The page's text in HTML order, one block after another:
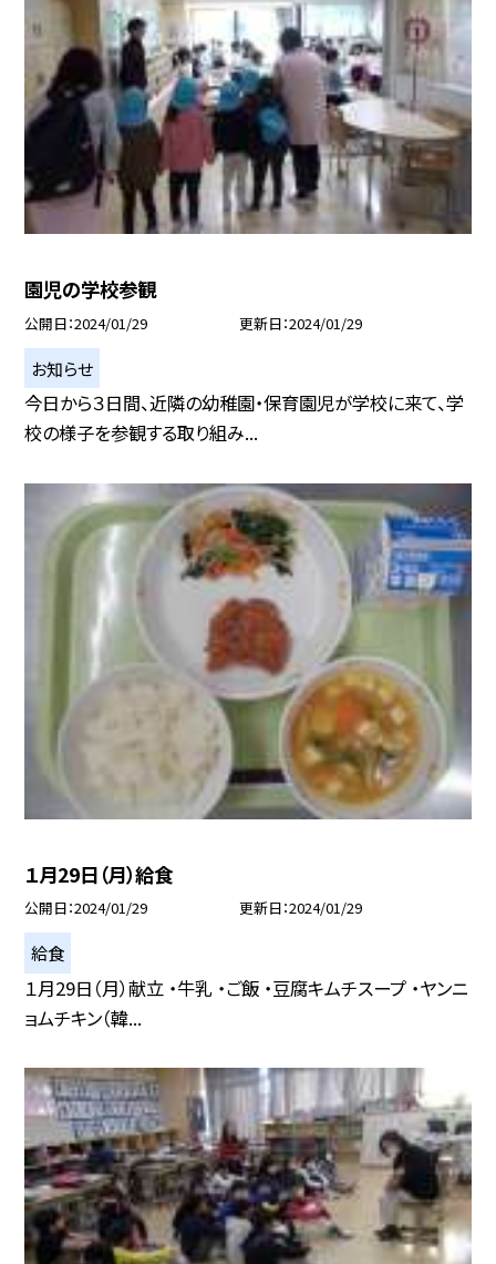
園児の学校参観
公開日 2024/01/29 更新日 2024/01/29
お知らせ
今日から３日間、近隣の幼稚園・保育園児が学校に来て、学
校の様子を参観する取り組み...
１月29日（月）給食
公開日 2024/01/29 更新日 2024/01/29
給食
１月29日（月）献立 ・牛乳 ・ご飯 ・豆腐キムチスープ ・ヤンニ
ョムチキン（韓...